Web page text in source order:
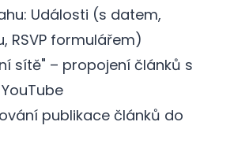
Události (s datem,
RSVP formulářem)
sítě" – propojení článků s
publikace článků do